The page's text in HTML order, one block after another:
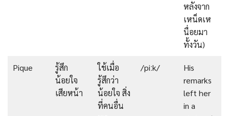
หลังจาก
เหน็ดเห
นื่อยมา
ทั้งวัน)
Pique
รู้สึก
น้อยใจ
เสียหน้า
ใช้เมื่อ
รู้สึกว่า
น้อยใจ สิ่ง
ที่คนอื่น
/piːk/
His
remarks
left her
in a